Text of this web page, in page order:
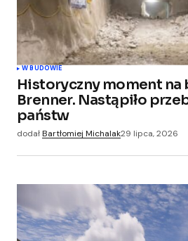
W BUDOWIE
Historyczny moment na
Brenner. Nastąpiło
państw
dodałBartłomiej Michalak29 lipca, 2026